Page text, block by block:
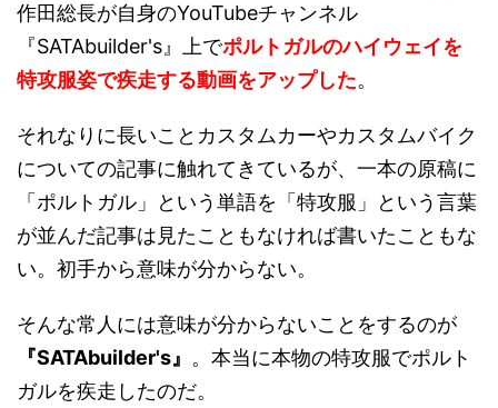
作田総長が自身のYouTubeチャンネル
『SATAbuilder's』上でポルトガルのハイウェイを
特攻服姿で疾走する動画をアップした。
それなりに長いことカスタムカーやカスタムバイク
についての記事に触れてきているが、一本の原稿に
「ポルトガル」という単語を「特攻服」という言葉
が並んだ記事は見たこともなければ書いたこともな
い。初手から意味が分からない。
そんな常人には意味が分からないことをするのが
『SATAbuilder's』 。本当に本物の特攻服でポルト
ガルを疾走したのだ。